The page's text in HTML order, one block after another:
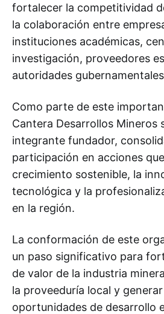
fortalecer la competitividad
la colaboración entre
instituciones académicas,
investigación, proveedores
autoridades
Como parte de este
Cantera Desarrollos Mineros
integrante fundador,
participación en acciones
crecimiento sostenible, la
tecnológica y la
en la región.
La conformación de este
un paso significativo para
de valor de la industria
la proveeduría local y
oportunidades de desarrollo